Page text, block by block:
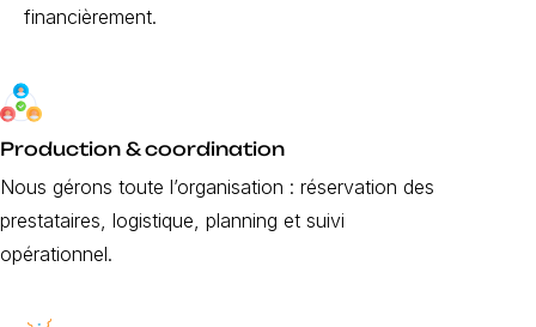
financièrement.
Production & coordination
Nous gérons toute l’organisation : réservation des
prestataires, logistique, planning et suivi
opérationnel.